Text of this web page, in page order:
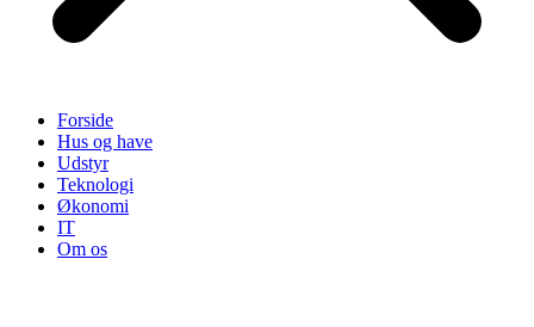
Forside
Hus og have
Udstyr
Teknologi
Økonomi
IT
Om os